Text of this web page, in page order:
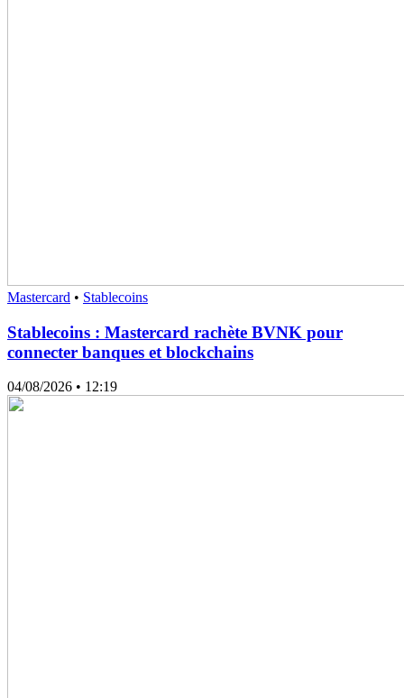
Mastercard • Stablecoins
Stablecoins : Mastercard rachète BVNK pour
connecter banques et blockchains
04/08/2026 • 12:19